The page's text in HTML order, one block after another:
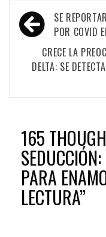
Navegación
de
entradas
SE
POR COVID
CRECE LA
DELTA: SE
165
PARA
LECTURA”